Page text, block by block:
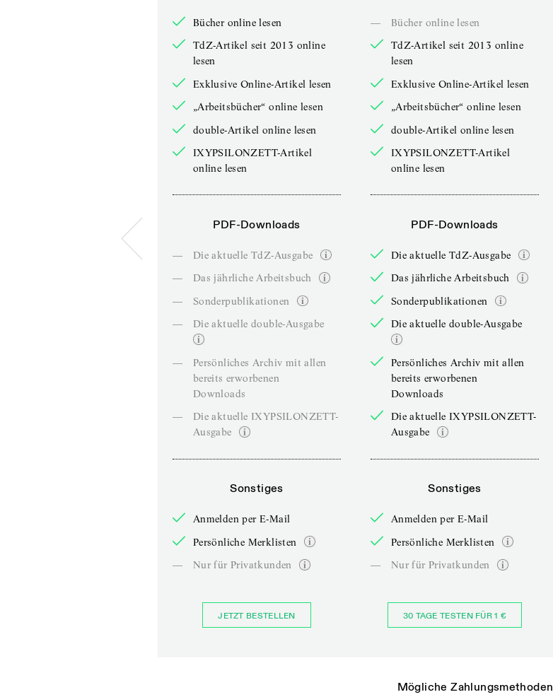
Bücher online lesen
TdZ-Artikel seit 2013 online
lesen
Exklusive Online-Artikel lesen
„Arbeitsbücher“ online lesen
double-Artikel online lesen
IXYPSILONZETT-Artikel
online lesen
PDF-Downloads
—
Die aktuelle TdZ-Ausgabe
—
Das jährliche Arbeitsbuch
—
Sonderpublikationen
—
Die aktuelle double-Ausgabe
—
Persönliches Archiv mit allen
bereits erworbenen
Downloads
—
Die aktuelle IXYPSILONZETT-
Ausgabe
Sonstiges
Anmelden per E-Mail
Persönliche Merklisten
—
Nur für Privatkunden
JETZT BESTELLEN
—
Bücher online lesen
TdZ-Artikel seit 2013 online
lesen
Exklusive Online-Artikel lesen
„Arbeitsbücher“ online lesen
double-Artikel online lesen
IXYPSILONZETT-Artikel
online lesen
PDF-Downloads
Die aktuelle TdZ-Ausgabe
Das jährliche Arbeitsbuch
Sonderpublikationen
Die aktuelle double-Ausgabe
Persönliches Archiv mit allen
bereits erworbenen
Downloads
Die aktuelle IXYPSILONZETT-
Ausgabe
Sonstiges
Anmelden per E-Mail
Persönliche Merklisten
—
Nur für Privatkunden
30 TAGE TESTEN FÜR 1 €
Mögliche Zahlungsmethoden